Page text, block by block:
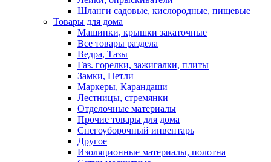
Шланги садовые, кислородные, пищевые
Товары для дома
Машинки, крышки закаточные
Все товары раздела
Ведра, Тазы
Газ. горелки, зажигалки, плиты
Замки, Петли
Маркеры, Карандаши
Лестницы, стремянки
Отделочные материалы
Прочие товары для дома
Снегоуборочный инвентарь
Другое
Изоляционные материалы, полотна